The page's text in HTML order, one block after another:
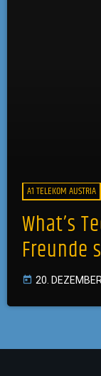
A1 TELEKOM AUSTRIA
What’s
Freunde
today 20.